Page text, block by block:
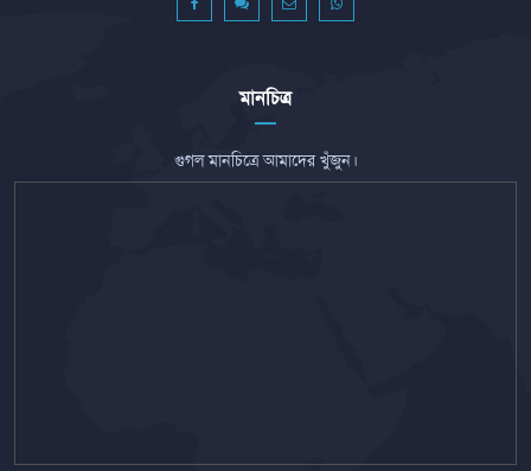
মানচিত্র
গুগল মানচিত্রে আমাদের খুঁজুন।